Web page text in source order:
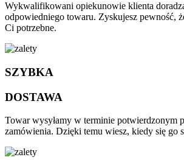
Wykwalifikowani opiekunowie klienta
odpowiedniego towaru. Zyskujesz pewność,
Ci potrzebne.
SZYBKA
DOSTAWA
Towar wysyłamy w terminie potwierdzonym
zamówienia. Dzięki temu wiesz, kiedy się go